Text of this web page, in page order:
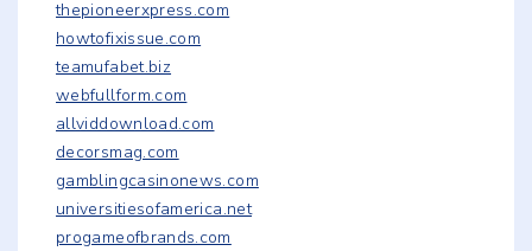
thepioneerxpress.com
howtofixissue.com
teamufabet.biz
webfullform.com
allviddownload.com
decorsmag.com
gamblingcasinonews.com
universitiesofamerica.net
progameofbrands.com